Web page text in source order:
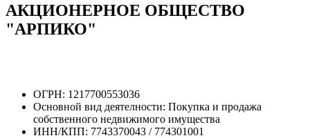
АКЦИОНЕРНОЕ ОБЩЕСТВО
"АРПИКО"
ОГРН: 1217700553036
Основной вид деятелности: Покупка и продажа
собственного недвижимого имущества
ИНН/КПП: 7743370043 / 774301001